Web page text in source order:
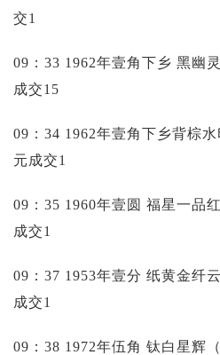
交1
09：33 1962年壹角下乡 黑幽
成交15
09：34 1962年壹角下乡背棕
元成交1
09：35 1960年壹圆 福星一品
成交1
09：37 1953年壹分 纸黄金纤
成交1
09：38 1972年伍角 钛白星辉